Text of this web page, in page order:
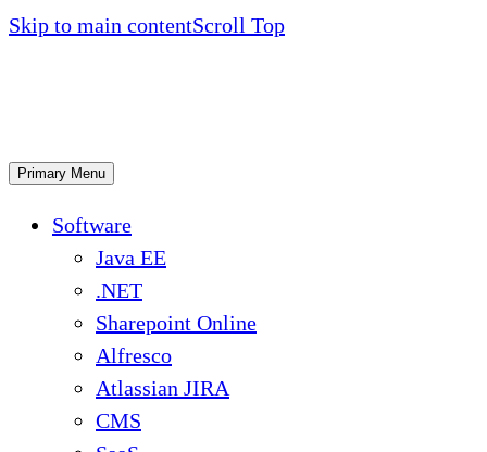
Skip to main contentScroll Top
Primary Menu
Software
Java EE
.NET
Sharepoint Online
Alfresco
Atlassian JIRA
CMS